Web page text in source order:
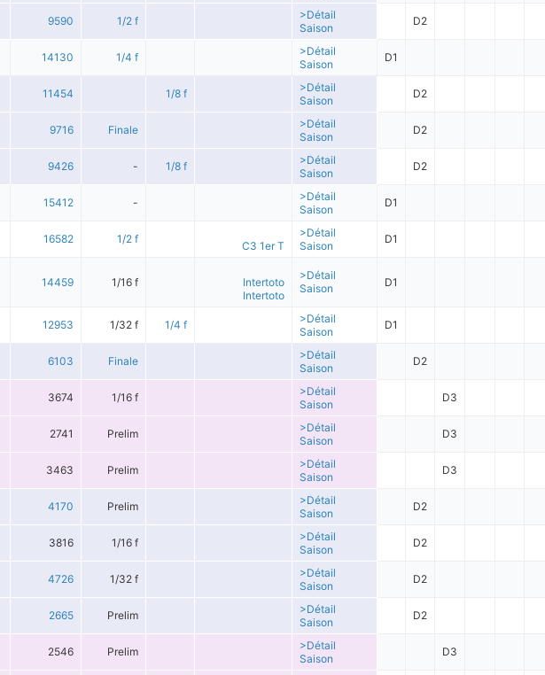
9590 1/2 f
>Détail
Saison
D2
14130 1/4 f
>Détail
Saison
D1
11454 1/8 f
>Détail
Saison
D2
9716 Finale
>Détail
Saison
D2
9426 - 1/8 f
>Détail
Saison
D2
15412 -
>Détail
Saison
D1
16582 1/2 f
C3 1er T
>Détail
Saison
D1
14459 1/16 f
Intertoto
Intertoto
>Détail
Saison
D1
12953 1/32 f 1/4 f
>Détail
Saison
D1
6103 Finale
>Détail
Saison
D2
3674 1/16 f
>Détail
Saison
D3
2741 Prelim
>Détail
Saison
D3
3463 Prelim
>Détail
Saison
D3
4170 Prelim
>Détail
Saison
D2
3816 1/16 f
>Détail
Saison
D2
4726 1/32 f
>Détail
Saison
D2
2665 Prelim
>Détail
Saison
D2
2546 Prelim
>Détail
Saison
D3